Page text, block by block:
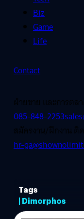
Biz
Game
Life
Contact
ฝ่ายขาย และการตล
085-848-2253
สมัครงาน/ฝึกงาน ติ
hr-
Tags
| Dimorphos